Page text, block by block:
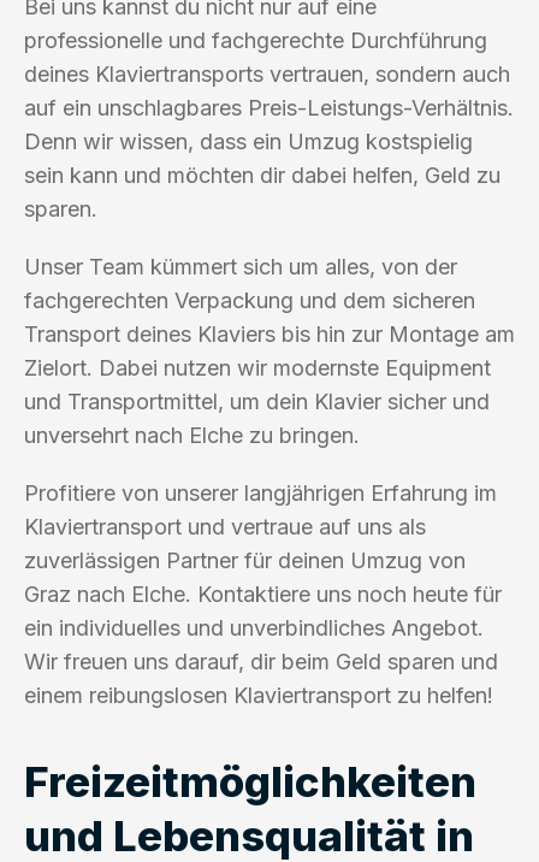
Bei uns kannst du nicht nur auf eine
professionelle und fachgerechte Durchführung
deines Klaviertransports vertrauen, sondern auch
auf ein unschlagbares Preis-Leistungs-Verhältnis.
Denn wir wissen, dass ein Umzug kostspielig
sein kann und möchten dir dabei helfen, Geld zu
sparen.
Unser Team kümmert sich um alles, von der
fachgerechten Verpackung und dem sicheren
Transport deines Klaviers bis hin zur Montage am
Zielort. Dabei nutzen wir modernste Equipment
und Transportmittel, um dein Klavier sicher und
unversehrt nach Elche zu bringen.
Profitiere von unserer langjährigen Erfahrung im
Klaviertransport und vertraue auf uns als
zuverlässigen Partner für deinen Umzug von
Graz nach Elche. Kontaktiere uns noch heute für
ein individuelles und unverbindliches Angebot.
Wir freuen uns darauf, dir beim Geld sparen und
einem reibungslosen Klaviertransport zu helfen!
Freizeitmöglichkeiten
und Lebensqualität in